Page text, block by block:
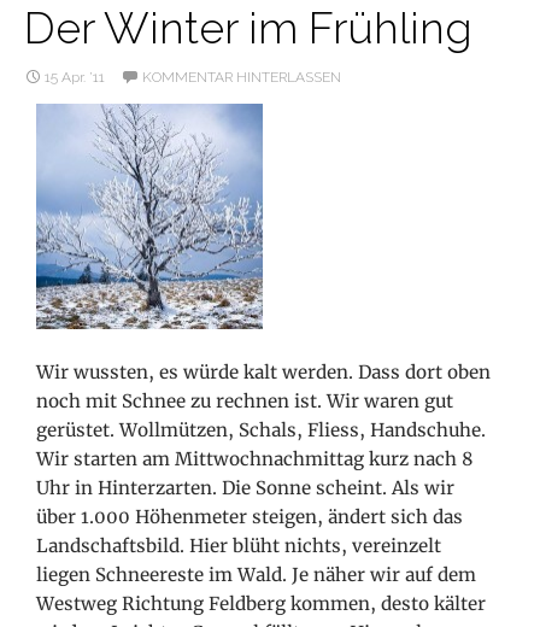
Der Winter im Frühling
15 Apr. ’11 KOMMENTAR HINTERLASSEN
Wir wussten, es würde kalt werden. Dass dort oben
noch mit Schnee zu rechnen ist. Wir waren gut
gerüstet. Wollmützen, Schals, Fliess, Handschuhe.
Wir starten am Mittwochnachmittag kurz nach 8
Uhr in Hinterzarten. Die Sonne scheint. Als wir
über 1.000 Höhenmeter steigen, ändert sich das
Landschaftsbild. Hier blüht nichts, vereinzelt
liegen Schneereste im Wald. Je näher wir auf dem
Westweg Richtung Feldberg kommen, desto kälter